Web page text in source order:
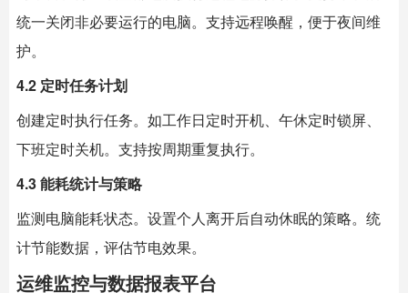
统一关闭非必要运行的电脑。支持远程唤醒，便于夜间维
护。
4.2 定时任务计划
创建定时执行任务。如工作日定时开机、午休定时锁屏、
下班定时关机。支持按周期重复执行。
4.3 能耗统计与策略
监测电脑能耗状态。设置个人离开后自动休眠的策略。统
计节能数据，评估节电效果。
运维监控与数据报表平台